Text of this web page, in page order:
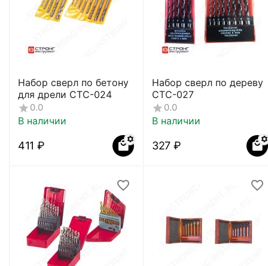
Набор сверл по бетону
для дрели СТС-024
0.0
В наличии
‍411‍ ₽
Набор сверл по дереву
СTC-027
0.0
В наличии
‍327‍ ₽